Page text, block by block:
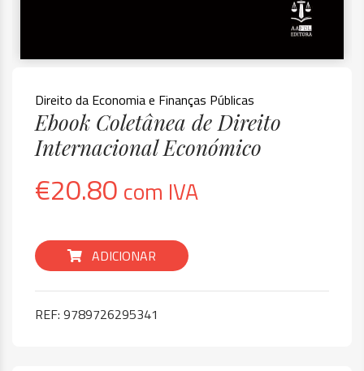
Direito da Economia e Finanças Públicas
Ebook Coletânea de Direito
Internacional Económico
€20.80 com IVA
ADICIONAR
REF: 9789726295341